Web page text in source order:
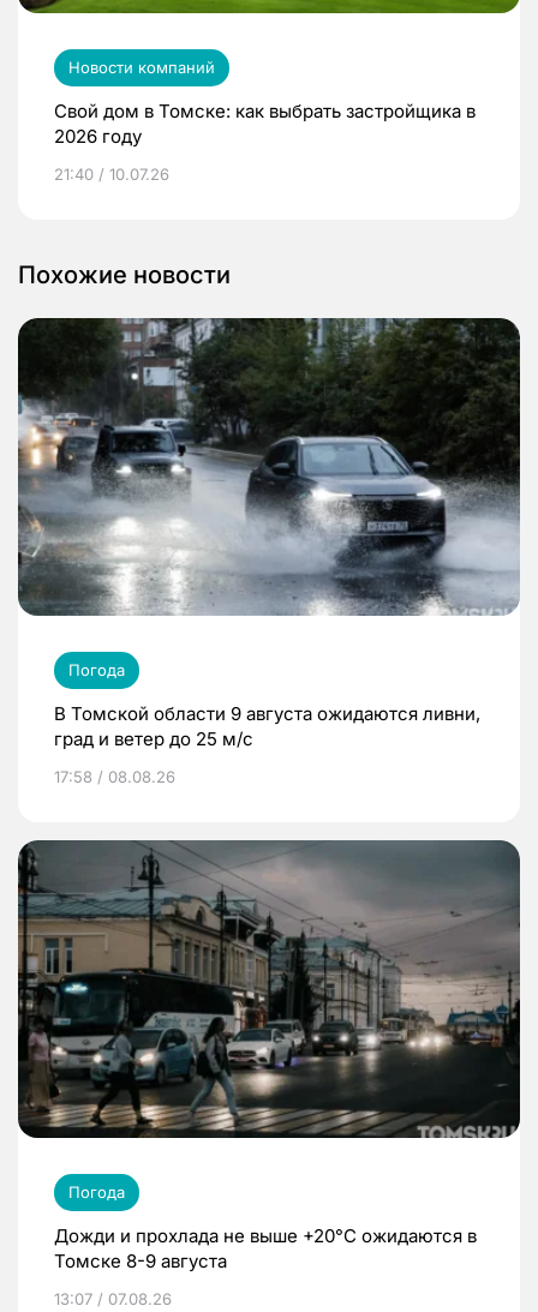
Новости компаний
Свой дом в Томске: как выбрать застройщика в
2026 году
21:40 / 10.07.26
Похожие новости
Погода
В Томской области 9 августа ожидаются ливни,
град и ветер до 25 м/с
17:58 / 08.08.26
Погода
Дожди и прохлада не выше +20°C ожидаются в
Томске 8-9 августа
13:07 / 07.08.26